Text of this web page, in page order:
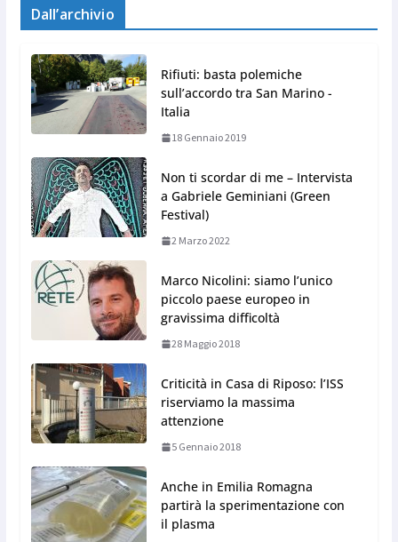
Dall’archivio
Rifiuti: basta polemiche
sull’accordo tra San Marino -
Italia
18 Gennaio 2019
Non ti scordar di me – Intervista
a Gabriele Geminiani (Green
Festival)
2 Marzo 2022
Marco Nicolini: siamo l’unico
piccolo paese europeo in
gravissima difficoltà
28 Maggio 2018
Criticità in Casa di Riposo: l’ISS
riserviamo la massima
attenzione
5 Gennaio 2018
Anche in Emilia Romagna
partirà la sperimentazione con
il plasma